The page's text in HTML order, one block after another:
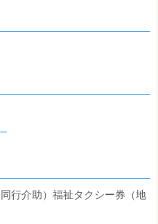
行介助）福祉タクシー券（地